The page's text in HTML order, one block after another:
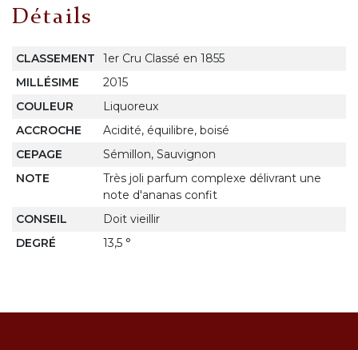
Détails
CLASSEMENT
1er Cru Classé en 1855
MILLÉSIME
2015
COULEUR
Liquoreux
ACCROCHE
Acidité, équilibre, boisé
CEPAGE
Sémillon, Sauvignon
NOTE
Très joli parfum complexe délivrant une
note d'ananas confit
CONSEIL
Doit vieillir
DEGRÉ
13,5 °